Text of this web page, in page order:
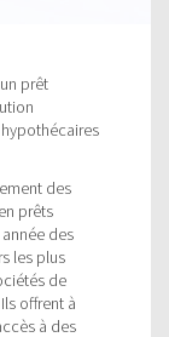
prêt
des
prêts
des
les plus
de
offrent à
à des